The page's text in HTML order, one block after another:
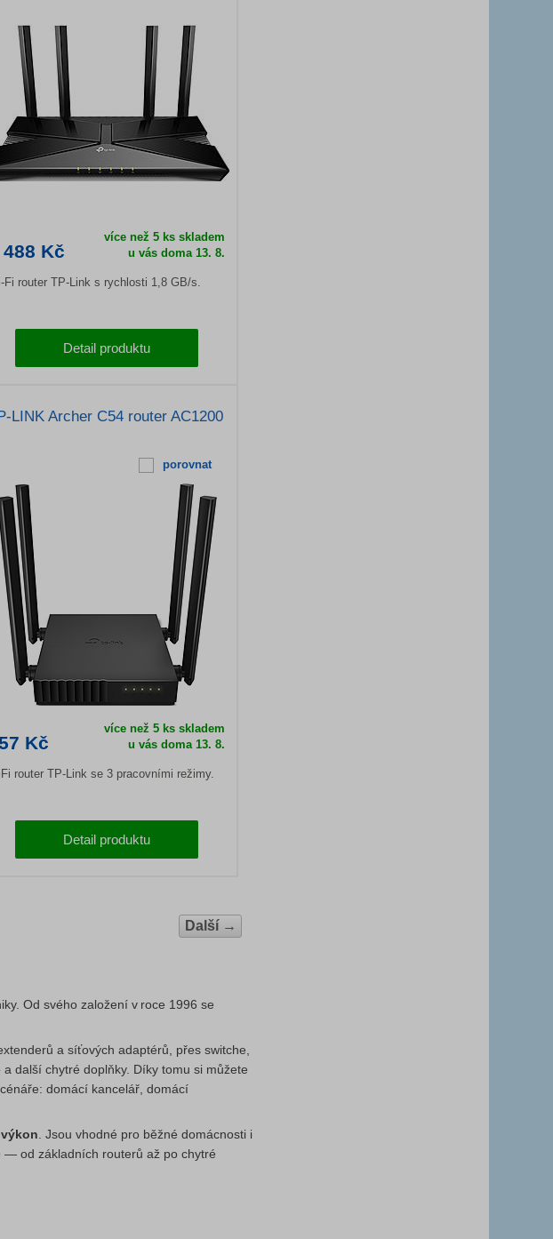
488 Kč
více než 5 ks skladem
u vás doma 13. 8.
Fi router TP-Link s rychlosti 1,8 GB/s.
Detail produktu
LINK Archer C54 router AC1200
porovnat
Kč
více než 5 ks skladem
u vás doma 13. 8.
router TP-Link se 3 pracovními režimy.
Detail produktu
Další →
Od svého založení v roce 1996 se
a síťových adaptérů, přes switche,
další chytré doplňky. Díky tomu si můžete
domácí kancelář, domácí
. Jsou vhodné pro běžné domácnosti i
— od základních routerů až po chytré